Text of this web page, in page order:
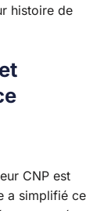
histoire de
CNP est
a simplifié ce